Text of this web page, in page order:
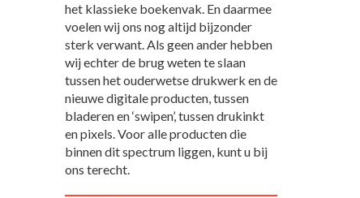
het klassieke boekenvak. En daarmee
voelen wij ons nog altijd bijzonder
sterk verwant. Als geen ander hebben
wij echter de brug weten te slaan
tussen het ouderwetse drukwerk en de
nieuwe digitale producten, tussen
bladeren en ‘swipen’, tussen drukinkt
en pixels. Voor alle producten die
binnen dit spectrum liggen, kunt u bij
ons terecht.